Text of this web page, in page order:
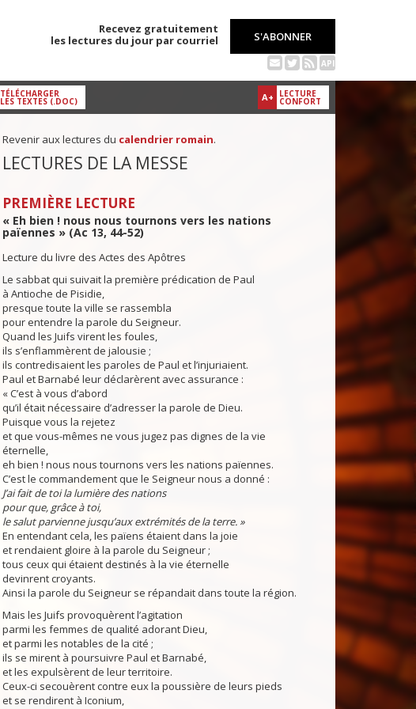
Recevez gratuitement
les lectures du jour par courriel
S'ABONNER
API
A+ LECTURE
CONFORT
TÉLÉCHARGER
LES TEXTES (.DOC)
Revenir aux lectures du calendrier romain.
LECTURES DE LA MESSE
PREMIÈRE LECTURE
« Eh bien ! nous nous tournons vers les nations
païennes » (Ac 13, 44-52)
Lecture du livre des Actes des Apôtres
Le sabbat qui suivait la première prédication de Paul
à Antioche de Pisidie,
presque toute la ville se rassembla
pour entendre la parole du Seigneur.
Quand les Juifs virent les foules,
ils s’enflammèrent de jalousie ;
ils contredisaient les paroles de Paul et l’injuriaient.
Paul et Barnabé leur déclarèrent avec assurance :
« C’est à vous d’abord
qu’il était nécessaire d’adresser la parole de Dieu.
Puisque vous la rejetez
et que vous-mêmes ne vous jugez pas dignes de la vie
éternelle,
eh bien ! nous nous tournons vers les nations païennes.
C’est le commandement que le Seigneur nous a donné :
J’ai fait de toi la lumière des nations
pour que, grâce à toi,
le salut parvienne jusqu’aux extrémités de la terre. »
En entendant cela, les païens étaient dans la joie
et rendaient gloire à la parole du Seigneur ;
tous ceux qui étaient destinés à la vie éternelle
devinrent croyants.
Ainsi la parole du Seigneur se répandait dans toute la région.
Mais les Juifs provoquèrent l’agitation
parmi les femmes de qualité adorant Dieu,
et parmi les notables de la cité ;
ils se mirent à poursuivre Paul et Barnabé,
et les expulsèrent de leur territoire.
Ceux-ci secouèrent contre eux la poussière de leurs pieds
et se rendirent à Iconium,